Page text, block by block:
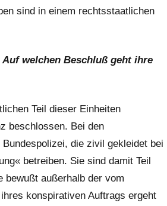
sind in einem rechtsstaatlichen
welchen Beschluß geht ihre
Teil dieser Einheiten
beschlossen. Bei den
die zivil gekleidet bei
betreiben. Sie sind damit Teil
bewußt außerhalb der vom
konspirativen Auftrags ergeht